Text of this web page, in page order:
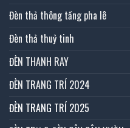
Đèn thả thông tầng pha lê
Đèn thả thuỷ tinh
ĐÈN THANH RAY
ĐÈN TRANG TRÍ 2024
ĐÈN TRANG TRÍ 2025